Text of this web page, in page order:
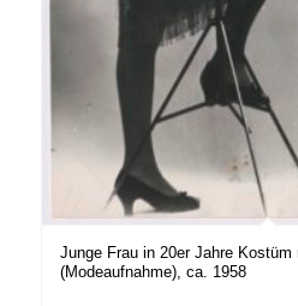
Junge Frau in 20er Jahre
(Modeaufnahme), ca. 1958